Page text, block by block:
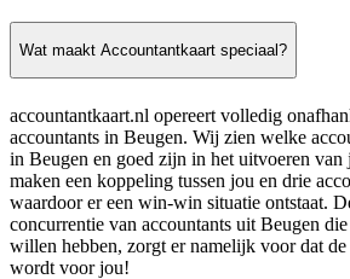
Wat maakt Accountantkaart speciaal?
accountantkaart.nl opereert volledig
accountants in Beugen. Wij zien welke
in Beugen en goed zijn in het uitvoeren
maken een koppeling tussen jou en drie
waardoor er een win-win situatie ontstaat.
concurrentie van accountants uit Beugen
willen hebben, zorgt er namelijk voor dat de
wordt voor jou!